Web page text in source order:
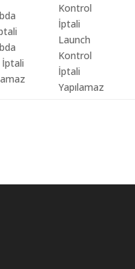
Launch
Kontrol
İptali
Yapılamaz